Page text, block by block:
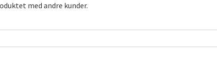
med andre kunder.